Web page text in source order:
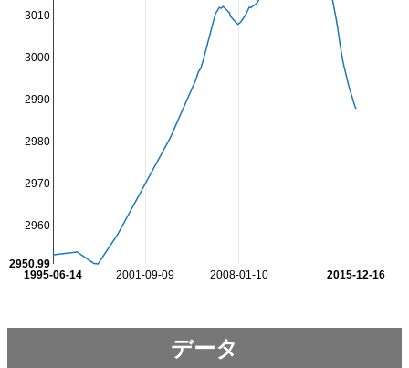
2001-09-09 2008-01-10
1995-06-14 2015-12-16
2960
2970
2980
2990
3000
3010
2950.99
データ